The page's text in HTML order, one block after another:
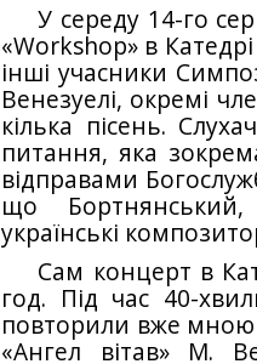
У середу 14-го
«Workshop» в
інші учасники
Венезуелі, окремі
кілька пісень.
питання, яка
відправами
що
українські
Сам концерт в
год. Під час 40-
повторили вже мною
«Ангел вітав» М.